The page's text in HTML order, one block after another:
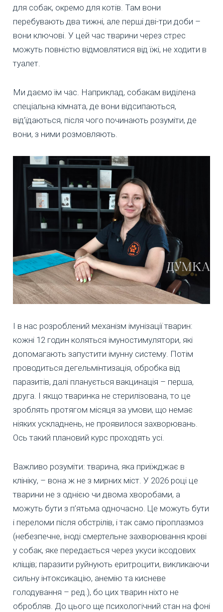
для собак, окремо для котів. Там вони
перебувають два тижні, але перші дві-три доби –
вони ключові. У цей час тварини через стрес
можуть повністю відмовлятися від їжі, не ходити в
туалет.
Ми даємо їм час. Наприклад, собакам виділена
спеціальна кімната, де вони відсипаються,
від’їдаються, після чого починають розуміти, де
вони, з ними розмовляють.
І в нас розроблений механізм імунізації тварин:
кожні 12 годин коляться імуностимулятори, які
допомагають запустити імунну систему. Потім
проводиться дегельмінтизація, обробка від
паразитів, далі планується вакцинація – перша,
друга. І якщо тваринка не стерилізована, то це
зроблять протягом місяця за умови, що немає
ніяких ускладнень, не проявилося захворювань.
Ось такий плановий курс проходять усі.
Важливо розуміти: тварина, яка приїжджає в
клініку, – вона ж не з мирних міст. У 2026 році це
тварини не з однією чи двома хворобами, а
можуть бути з п’ятьма одночасно. Це можуть бути
і переломи після обстрілів, і так само піроплазмоз
(небезпечне, іноді смертельне захворювання крові
у собак, яке передається через укуси іксодових
кліщів; паразити руйнують еритроцити, викликаючи
сильну інтоксикацію, анемію та кисневе
голодування – ред.), бо цих тварин ніхто не
обробляв. До цього ще психологічний стан на фоні